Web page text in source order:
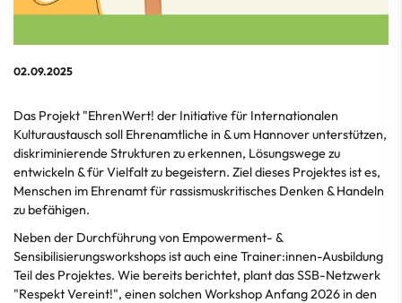
02.09.2025
Das Projekt "EhrenWert! der Initiative für Internationalen
Kulturaustausch soll Ehrenamtliche in & um Hannover unterstützen,
diskriminierende Strukturen zu erkennen, Lösungswege zu
entwickeln & für Vielfalt zu begeistern. Ziel dieses Projektes ist es,
Menschen im Ehrenamt für rassismuskritisches Denken & Handeln
zu befähigen.
Neben der Durchführung von Empowerment- &
Sensibilisierungsworkshops ist auch eine Trainer:innen-Ausbildung
Teil des Projektes. Wie bereits berichtet, plant das SSB-Netzwerk
"Respekt Vereint!", einen solchen Workshop Anfang 2026 in den